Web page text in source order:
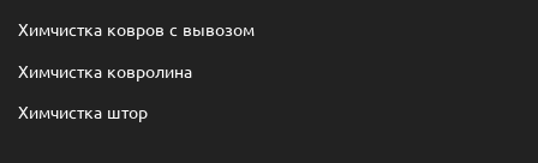
Химчистка ковров с вывозом
Химчистка ковролина
Химчистка штор